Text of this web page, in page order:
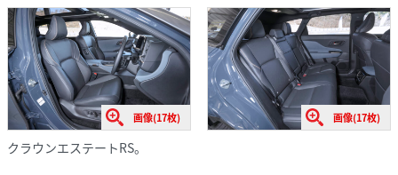
画像(17枚) 画像(17枚)
クラウンエステートRS。